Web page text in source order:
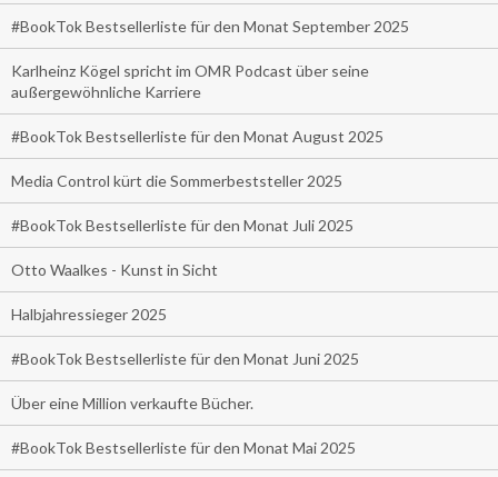
#BookTok Bestsellerliste für den Monat September 2025
Karlheinz Kögel spricht im OMR Podcast über seine
außergewöhnliche Karriere
#BookTok Bestsellerliste für den Monat August 2025
Media Control kürt die Sommerbeststeller 2025
#BookTok Bestsellerliste für den Monat Juli 2025
Otto Waalkes - Kunst in Sicht
Halbjahressieger 2025
#BookTok Bestsellerliste für den Monat Juni 2025
Über eine Million verkaufte Bücher.
#BookTok Bestsellerliste für den Monat Mai 2025